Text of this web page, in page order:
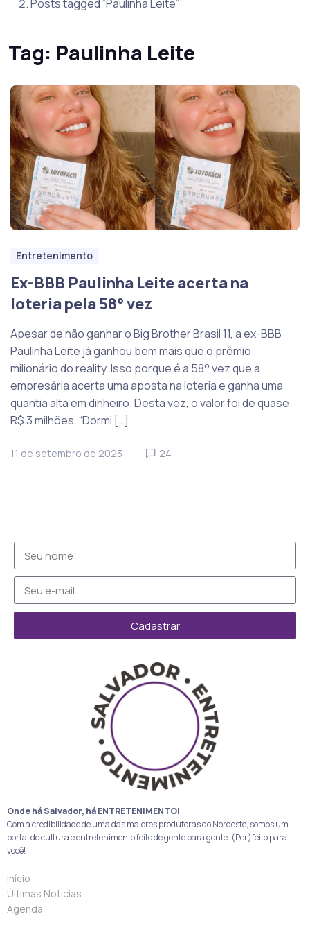
Posts tagged “Paulinha Leite”
Tag: Paulinha Leite
Entretenimento
Ex-BBB Paulinha Leite acerta na
loteria pela 58° vez
Apesar de não ganhar o Big Brother Brasil 11, a ex-BBB
Paulinha Leite já ganhou bem mais que o prêmio
milionário do reality. Isso porque é a 58° vez que a
empresária acerta uma aposta na loteria e ganha uma
quantia alta em dinheiro. Desta vez, o valor foi de quase
R$ 3 milhões. “Dormi […]
11 de setembro de 2023 24
Cadastrar
Onde há Salvador, há ENTRETENIMENTO!
Com a credibilidade de uma das maiores produtoras do Nordeste, somos um
portal de cultura e entretenimento feito de gente para gente. (Per)feito para
você!
Início
Últimas Notícias
Agenda